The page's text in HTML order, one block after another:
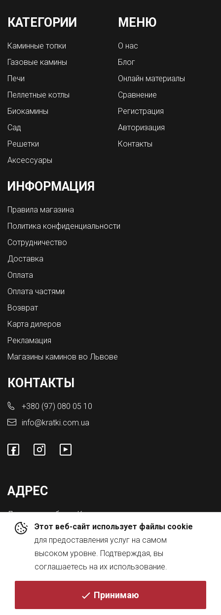
Этот веб-сайт использует файлы cookie
для предоставления услуг на самом
высоком уровне. Подтверждая, вы
соглашаетесь на их использование.
Принимаю
КАТЕГОРИИ
Каминные топки
Газовые камины
Печи
Пеллетные котлы
Биокамины
Сад
Решетки
Аксессуары
МЕНЮ
О нас
Блог
Онлайн материалы
Сравнение
Регистрация
Авторизация
Контакты
ИНФОРМАЦИЯ
Правила магазина
Политика конфиденциальности
Сотрудничество
Доставка
Оплата
Оплата частями
Возврат
Карта дилеров
Рекламация
Магазины каминов во Львове
КОНТАКТЫ
+380 (97) 080 05 10
info@kratki.com.ua
АДРЕС
Львовская обл., с. Конопниця,
ул. Городоцкая 8а